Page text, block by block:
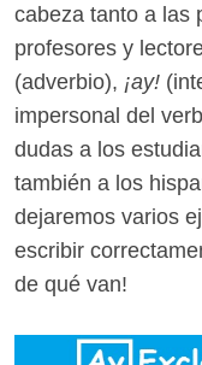
cabeza tanto a las
profesores y
(adverbio), ¡ay!
impersonal del
dudas a los
también a los
dejaremos varios
escribir
de qué van!